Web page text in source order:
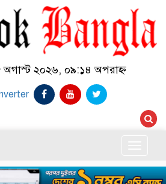
২০২৬, ০৯:১৪ অপরাহ্ন